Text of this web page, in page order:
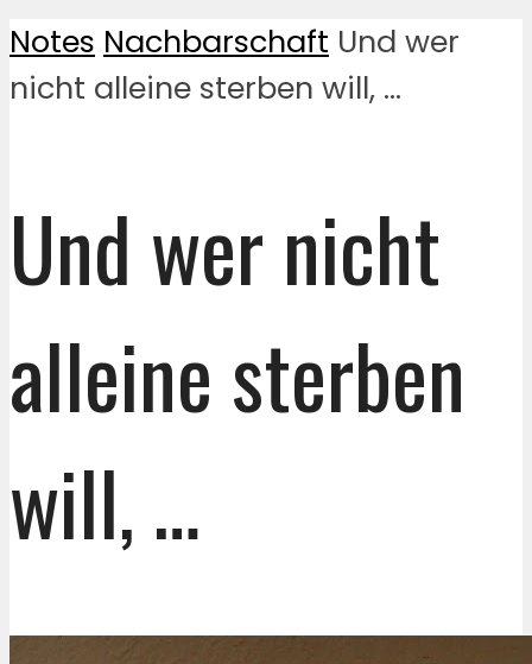
Notes Nachbarschaft Und wer
nicht alleine sterben will, …
Und wer nicht
alleine sterben
will, …